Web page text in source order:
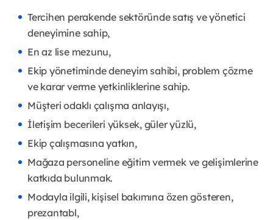
Tercihen perakende sektöründe satış ve yönetici
deneyimine sahip,
En az lise mezunu,
Ekip yönetiminde deneyim sahibi, problem çözme
ve karar verme yetkinliklerine sahip.
Müşteri odaklı çalışma anlayışı,
İletişim becerileri yüksek, güler yüzlü,
Ekip çalışmasına yatkın,
Mağaza personeline eğitim vermek ve gelişimlerine
katkıda bulunmak.
Modayla ilgili, kişisel bakımına özen gösteren,
prezantabl,